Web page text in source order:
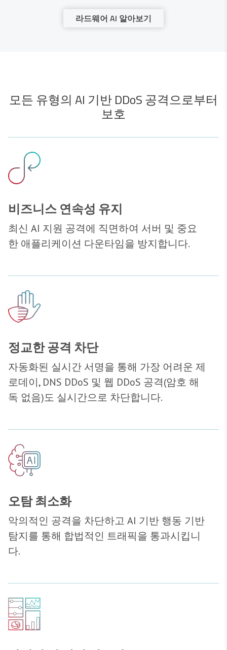
라드웨어 AI 알아보기
모든 유형의 AI 기반 DDoS 공격으로부터
보호
비즈니스 연속성 유지
최신 AI 지원 공격에 직면하여 서버 및 중요
한 애플리케이션 다운타임을 방지합니다.
정교한 공격 차단
자동화된 실시간 서명을 통해 가장 어려운 제
로데이, DNS DDoS 및 웹 DDoS 공격(암호 해
독 없음)도 실시간으로 차단합니다.
오탐 최소화
악의적인 공격을 차단하고 AI 기반 행동 기반
탐지를 통해 합법적인 트래픽을 통과시킵니
다.